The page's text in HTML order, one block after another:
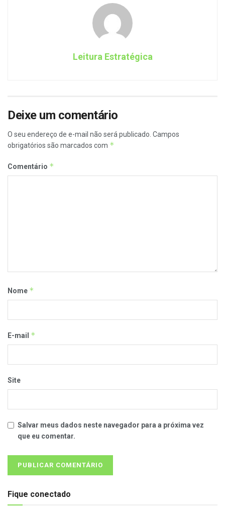
Leitura Estratégica
Deixe um comentário
O seu endereço de e-mail não será publicado. Campos
obrigatórios são marcados com *
Comentário *
Nome *
E-mail *
Site
Salvar meus dados neste navegador para a próxima vez
que eu comentar.
Fique conectado